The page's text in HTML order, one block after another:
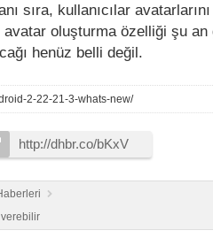
sıra, kullanıcılar
oluşturma özelliği şu an
henüz belli değil.
2-22-21-3-whats-new/
verebilir